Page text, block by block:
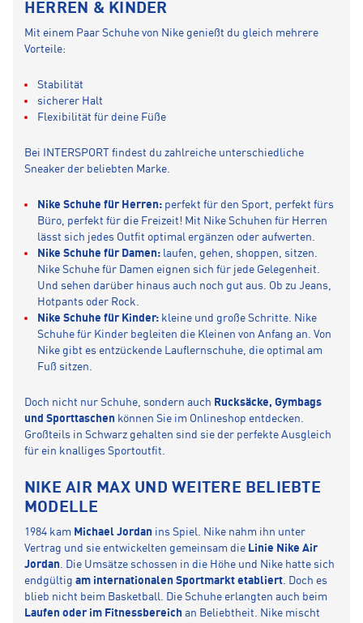
HERREN & KINDER
Mit einem Paar Schuhe von Nike genießt du gleich mehrere
Vorteile:
Stabilität
sicherer Halt
Flexibilität für deine Füße
Bei INTERSPORT findest du zahlreiche unterschiedliche
Sneaker der beliebten Marke.
Nike Schuhe für Herren: perfekt für den Sport, perfekt fürs
Büro, perfekt für die Freizeit! Mit Nike Schuhen für Herren
lässt sich jedes Outfit optimal ergänzen oder aufwerten.
Nike Schuhe für Damen: laufen, gehen, shoppen, sitzen.
Nike Schuhe für Damen eignen sich für jede Gelegenheit.
Und sehen darüber hinaus auch noch gut aus. Ob zu Jeans,
Hotpants oder Rock.
Nike Schuhe für Kinder: kleine und große Schritte. Nike
Schuhe für Kinder begleiten die Kleinen von Anfang an. Von
Nike gibt es entzückende Lauflernschuhe, die optimal am
Fuß sitzen.
Doch nicht nur Schuhe, sondern auch Rucksäcke, Gymbags
und Sporttaschen können Sie im Onlineshop entdecken.
Großteils in Schwarz gehalten sind sie der perfekte Ausgleich
für ein knalliges Sportoutfit.
NIKE AIR MAX UND WEITERE BELIEBTE
MODELLE
1984 kam Michael Jordan ins Spiel. Nike nahm ihn unter
Vertrag und sie entwickelten gemeinsam die Linie Nike Air
Jordan. Die Umsätze schossen in die Höhe und Nike hatte sich
endgültig am internationalen Sportmarkt etabliert. Doch es
blieb nicht beim Basketball. Die Schuhe erlangten auch beim
Laufen oder im Fitnessbereich an Beliebtheit. Nike mischt